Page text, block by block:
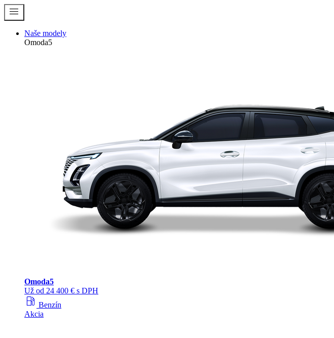
menu
Naše modely
Omoda5
Omoda5
Už od 24 400 € s DPH
local_gas_station Benzín
Akcia